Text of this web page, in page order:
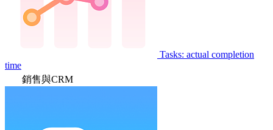
Tasks: actual completion
time
銷售與CRM